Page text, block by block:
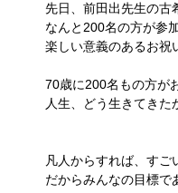
先日、前田出先生の古
なんと200名の方が参
楽しい意義のあるお祝
70歳に200名もの方が
人生、どう生きてきた
凡人からすれば、すご
だからみんなの目標で